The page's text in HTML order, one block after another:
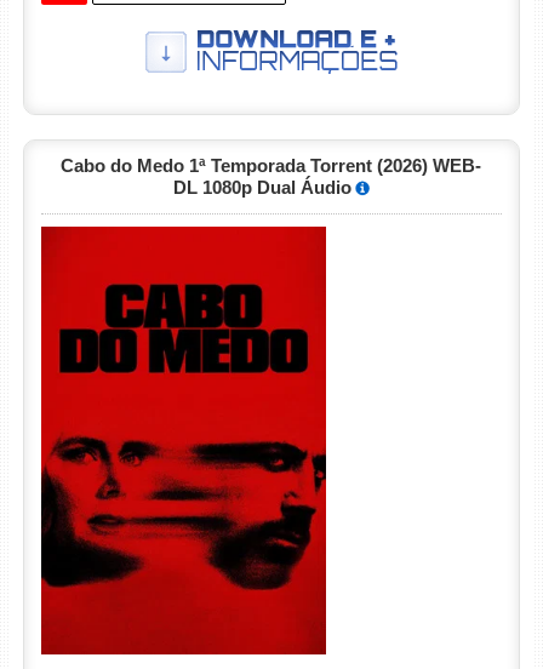
Cabo do Medo 1ª Temporada Torrent (2026) WEB-
DL 1080p Dual Áudio